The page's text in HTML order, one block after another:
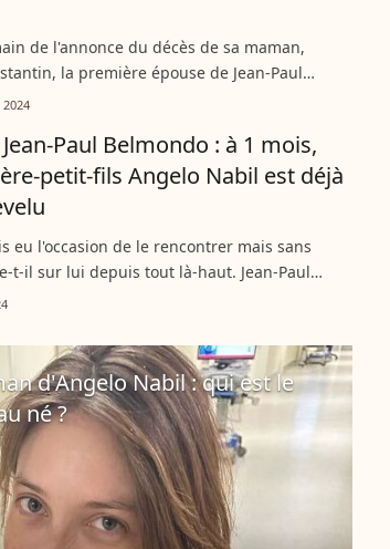
de l'annonce du décès de sa maman,
la première épouse de Jean-Paul
le 13 septembre à l'âge de 90 ans,
Jean-Paul Belmondo : à 1 mois,
petit-fils Angelo Nabil est déjà
eu l'occasion de le rencontrer mais sans
t-il sur lui depuis tout là-haut. Jean-Paul
devenu arrière-grand-père du petit
d'Angelo Nabil : qui est le
né ?